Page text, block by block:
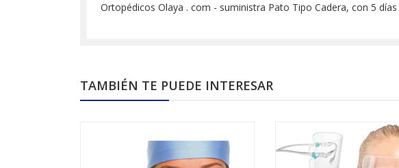
Ortopédicos Olaya . com - suministra Pato Tipo Cadera, con 5
TAMBIÉN TE PUEDE INTERESAR